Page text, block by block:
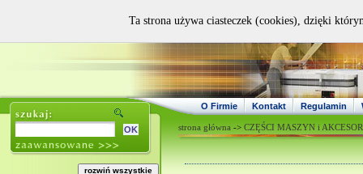
O Firmie Kontakt Regulamin
strona główna -> CZĘŚCI MASZYN i
Ta strona używa ciasteczek (cookies), dzięki